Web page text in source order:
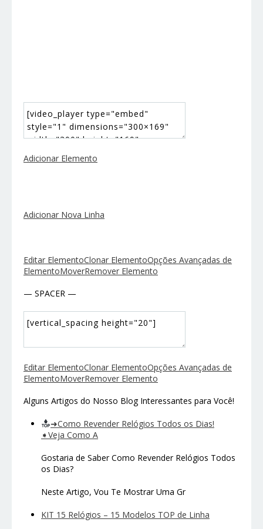
Adicionar Elemento
Adicionar Nova Linha
Editar ElementoClonar ElementoOpções Avançadas de
ElementoMoverRemover Elemento
— SPACER —
Editar ElementoClonar ElementoOpções Avançadas de
ElementoMoverRemover Elemento
Alguns Artigos do Nosso Blog Interessantes para Você!
➜Como Revender Relógios Todos os Dias!
➧Veja Como A
Gostaria de Saber Como Revender Relógios Todos
os Dias?
Neste Artigo, Vou Te Mostrar Uma Gr
KIT 15 Relógios – 15 Modelos TOP de Linha